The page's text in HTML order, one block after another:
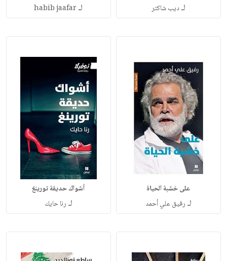
لـديب شاكتر لـ habib jaafar
على خشبة الحياة
لـ رفيق علي أحمد
أشواك حديقة تورينغ
لـ رنا حايك